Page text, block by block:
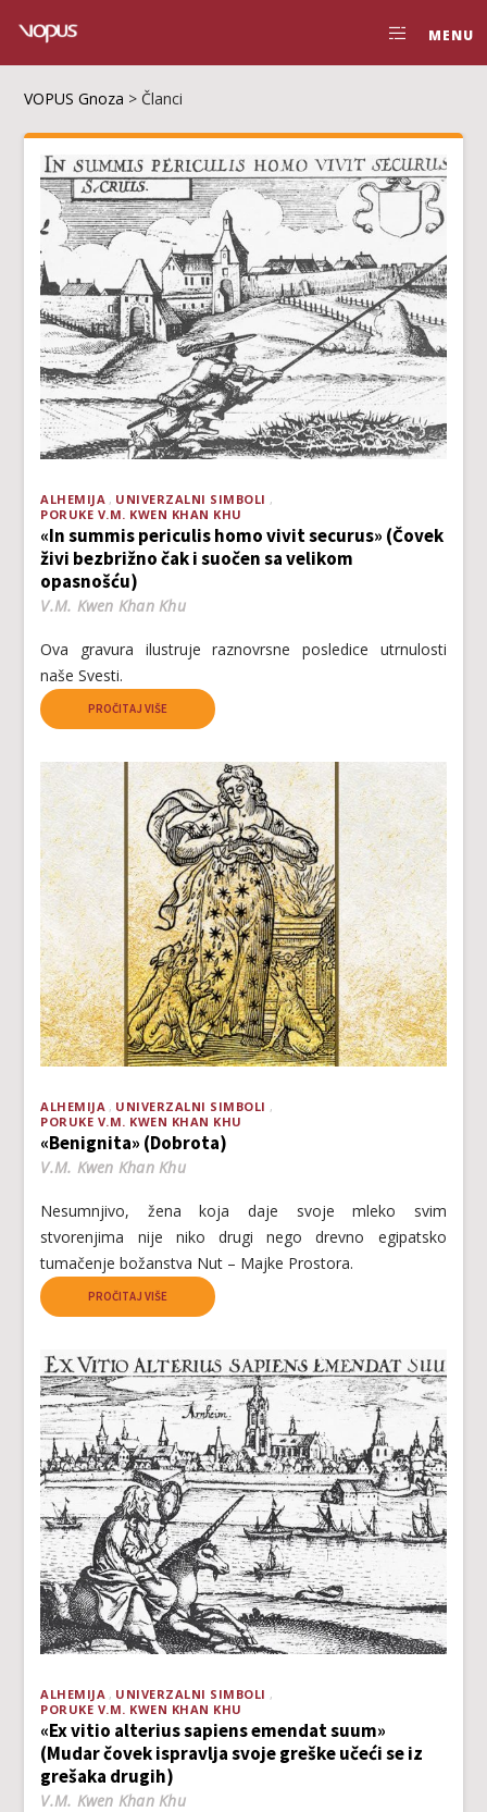
MENU
VOPUS Gnoza > Članci
ALHEMIJA
UNIVERZALNI SIMBOLI
PORUKE V.M. KWEN KHAN KHU
«In summis periculis homo vivit securus» (Čovek
živi bezbrižno čak i suočen sa velikom
opasnošću)
V.M. Kwen Khan Khu
Ova gravura ilustruje raznovrsne posledice utrnulosti
naše Svesti.
PROČITAJ VIŠE
ALHEMIJA
UNIVERZALNI SIMBOLI
PORUKE V.M. KWEN KHAN KHU
«Benignita» (Dobrota)
V.M. Kwen Khan Khu
Nesumnjivo, žena koja daje svoje mleko svim
stvorenjima nije niko drugi nego drevno egipatsko
tumačenje božanstva Nut – Majke Prostora.
PROČITAJ VIŠE
ALHEMIJA
UNIVERZALNI SIMBOLI
PORUKE V.M. KWEN KHAN KHU
«Ex vitio alterius sapiens emendat suum»
(Mudar čovek ispravlja svoje greške učeći se iz
grešaka drugih)
V.M. Kwen Khan Khu